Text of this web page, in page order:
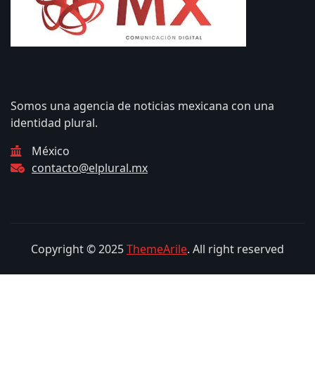
Somos una agencia de noticias mexicana con una
identidad plural.
México
contacto@elplural.mx
Copyright © 2025ThemeArile. All right reserved